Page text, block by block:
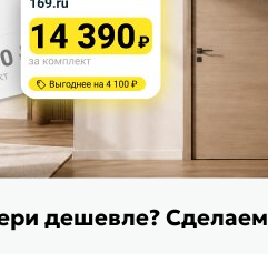
дешевле? Сделаем